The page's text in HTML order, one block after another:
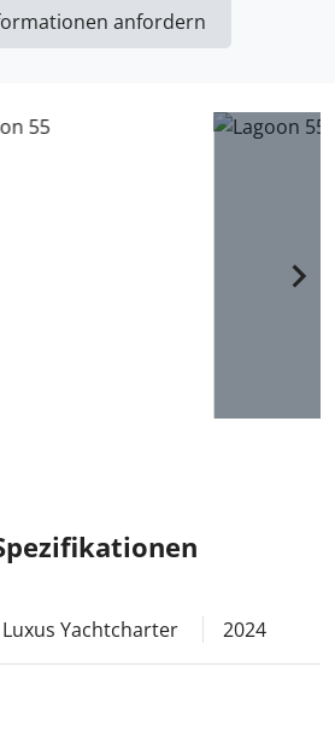
anfordern
Luxus Yachtcharter 2024